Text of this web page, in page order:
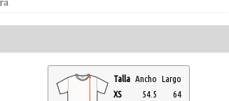
Talla Ancho Largo
XS
54.5
64